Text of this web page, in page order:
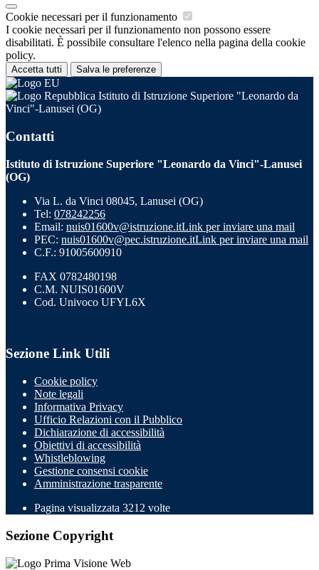
Cookie necessari per il funzionamento
I cookie necessari per il funzionamento non possono essere
disabilitati. È possibile consultare l'elenco nella pagina della cookie
policy.
Accetta tutti Salva le preferenze
Istituto di Istruzione Superiore "Leonardo da
Vinci"-Lanusei (OG)
Contatti
Istituto di Istruzione Superiore "Leonardo da Vinci"-Lanusei
(OG)
Via L. da Vinci 08045, Lanusei (OG)
Tel: 078242256
Email: nuis01600v@istruzione.itLink per inviare una mail
PEC: nuis01600v@pec.istruzione.itLink per inviare una mail
C.F.: 91005600910
FAX 0782480198
C.M. NUIS01600V
Cod. Univoco UFYL6X
Sezione Link Utili
Cookie policy
Note legali
Informativa Privacy
Ufficio Relazioni con il Pubblico
Dichiarazione di accessibilità
Obiettivi di accessibilità
Whistleblowing
Gestione consensi cookie
Amministrazione trasparente
Pagina visualizzata 3212 volte
Sezione Copyright